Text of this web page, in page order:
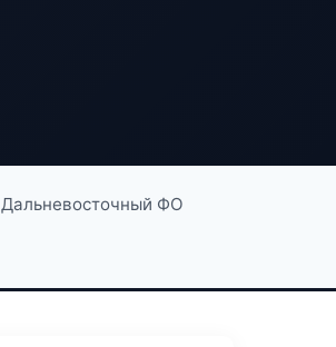
Дальневосточный ФО